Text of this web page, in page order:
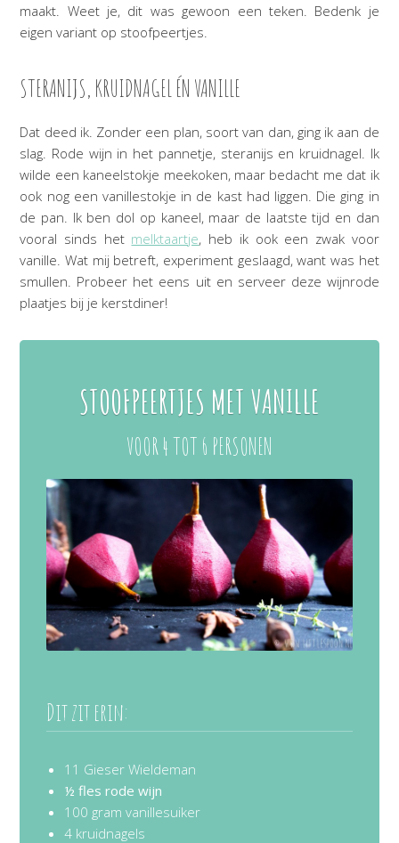
maakt. Weet je, dit was gewoon een teken. Bedenk je
eigen variant op stoofpeertjes.
STERANIJS, KRUIDNAGEL ÉN VANILLE
Dat deed ik. Zonder een plan, soort van dan, ging ik aan de
slag. Rode wijn in het pannetje, steranijs en kruidnagel. Ik
wilde een kaneelstokje meekoken, maar bedacht me dat ik
ook nog een vanillestokje in de kast had liggen. Die ging in
de pan. Ik ben dol op kaneel, maar de laatste tijd en dan
vooral sinds het melktaartje, heb ik ook een zwak voor
vanille. Wat mij betreft, experiment geslaagd, want was het
smullen. Probeer het eens uit en serveer deze wijnrode
plaatjes bij je kerstdiner!
STOOFPEERTJES MET VANILLE
VOOR 4 TOT 6 PERSONEN
Dit zit erin:
11 Gieser Wieldeman
½ fles rode wijn
100 gram vanillesuiker
4 kruidnagels